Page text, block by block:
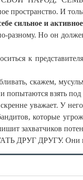
пространство. И
сильное и
разному. Но он
к
скажем,
попытаются взять
уважает. У
которые
захватчиков
ДРУГУ. Они не